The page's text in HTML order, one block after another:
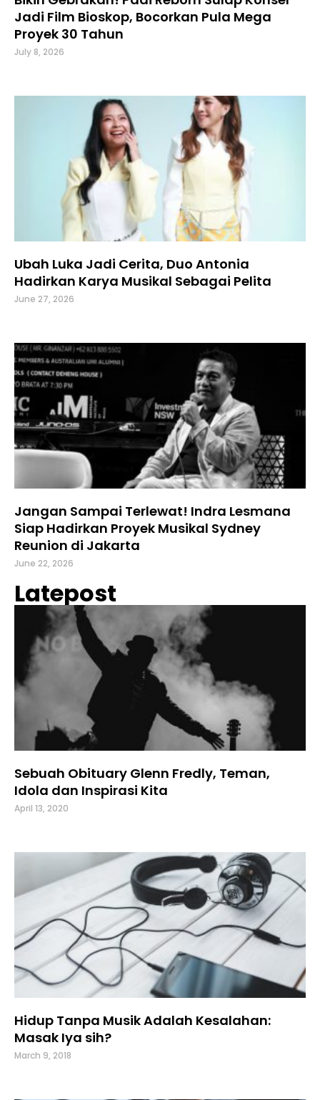
Jadi Film Bioskop, Bocorkan Pula Mega
Proyek 30 Tahun
July 8, 2026
Ubah Luka Jadi Cerita, Duo Antonia
Hadirkan Karya Musikal Sebagai Pelita
June 27, 2026
Jangan Sampai Terlewat! Indra Lesmana
Siap Hadirkan Proyek Musikal Sydney
Reunion di Jakarta
June 22, 2026
Latepost
Sebuah Obituary Glenn Fredly, Teman,
Idola dan Inspirasi Kita
April 13, 2020
Hidup Tanpa Musik Adalah Kesalahan:
Masak Iya sih?
March 9, 2018